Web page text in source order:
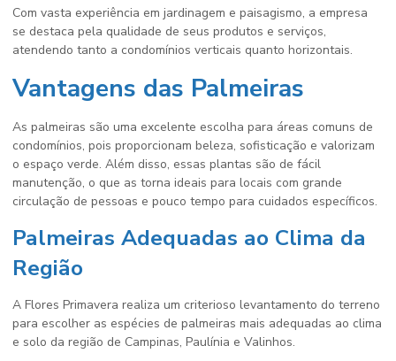
Com vasta experiência em jardinagem e paisagismo, a empresa
se destaca pela qualidade de seus produtos e serviços,
atendendo tanto a condomínios verticais quanto horizontais.
Vantagens das Palmeiras
As palmeiras são uma excelente escolha para áreas comuns de
condomínios, pois proporcionam beleza, sofisticação e valorizam
o espaço verde. Além disso, essas plantas são de fácil
manutenção, o que as torna ideais para locais com grande
circulação de pessoas e pouco tempo para cuidados específicos.
Palmeiras Adequadas ao Clima da
Região
A Flores Primavera realiza um criterioso levantamento do terreno
para escolher as espécies de palmeiras mais adequadas ao clima
e solo da região de Campinas, Paulínia e Valinhos.